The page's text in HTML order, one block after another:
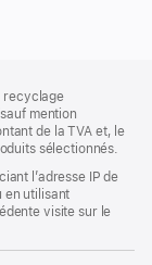
recyclage
mention
de la TVA et, le
sélectionnés.
l’adresse IP de
en utilisant
visite sur le